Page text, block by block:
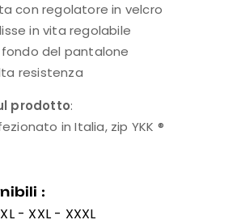
con regolatore in velcro
in vita regolabile
fondo del pantalone
resistenza
prodotto:
in Italia, zip YKK ®
:
- XXL - XXXL